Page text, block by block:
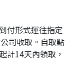
付形式運往指定
司收取。自取點
計14天內領取，